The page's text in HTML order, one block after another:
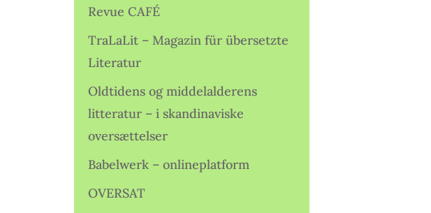
Revue CAFÉ
TraLaLit – Magazin für übersetzte
Literatur
Oldtidens og middelalderens
litteratur – i skandinaviske
oversættelser
Babelwerk – onlineplatform
OVERSAT